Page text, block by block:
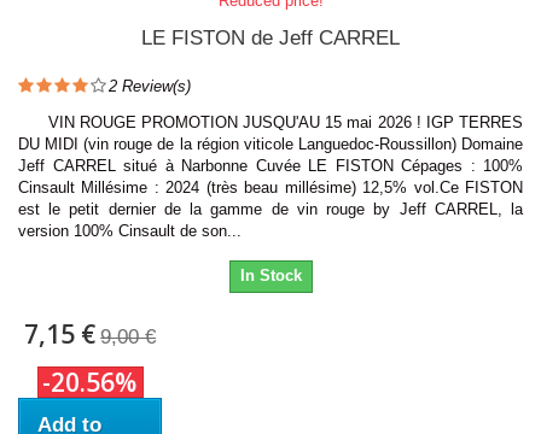
LE FISTON de Jeff CARREL
2 Review(s)
VIN ROUGE PROMOTION JUSQU'AU 15 mai 2026 ! IGP TERRES
DU MIDI (vin rouge de la région viticole Languedoc-Roussillon) Domaine
Jeff CARREL situé à Narbonne Cuvée LE FISTON Cépages : 100%
Cinsault Millésime : 2024 (très beau millésime) 12,5% vol.Ce FISTON
est le petit dernier de la gamme de vin rouge by Jeff CARREL, la
version 100% Cinsault de son...
In Stock
7,15 € 9,00 €
-20.56%
Add to